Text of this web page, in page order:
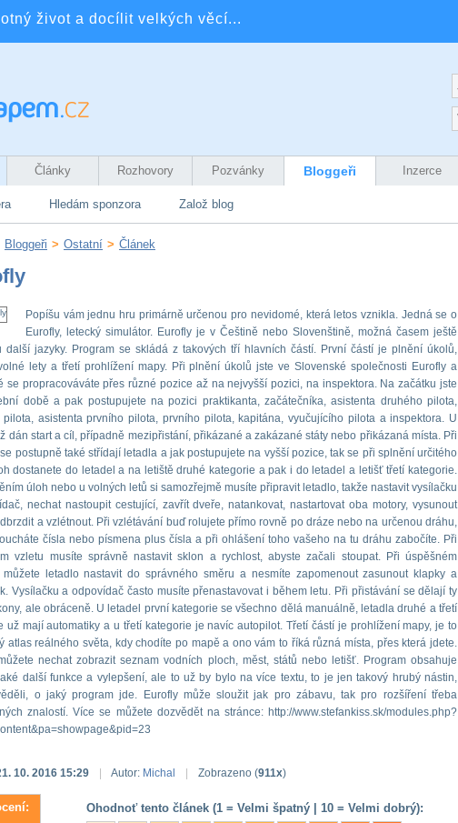
život a docílit velkých věcí...
Články Rozhovory Pozvánky Bloggeři Inzerce
Hledám sponzora Založ blog
Bloggeři > Ostatní > Článek
Popíšu vám jednu hru primárně určenou pro nevidomé, která letos vznikla. Jedná se o
Eurofly, letecký simulátor. Eurofly je v Češtině nebo Slovenštině, možná časem ještě
další jazyky. Program se skládá z takových tří hlavních částí. První částí je plnění úkolů,
lety a třetí prohlížení mapy. Při plnění úkolů jste ve Slovenské společnosti Eurofly a
se propracováváte přes různé pozice až na nejvyšší pozici, na inspektora. Na začátku jste
době a pak postupujete na pozici praktikanta, začátečníka, asistenta druhého pilota,
pilota, asistenta prvního pilota, prvního pilota, kapitána, vyučujícího pilota a inspektora. U
dán start a cíl, případně mezipřistání, přikázané a zakázané státy nebo přikázaná místa. Při
postupně také střídají letadla a jak postupujete na vyšší pozice, tak se při splnění určitého
dostanete do letadel a na letiště druhé kategorie a pak i do letadel a letišť třetí kategorie.
úloh nebo u volných letů si samozřejmě musíte připravit letadlo, takže nastavit vysílačku
nechat nastoupit cestující, zavřít dveře, natankovat, nastartovat oba motory, vysunout
a vzlétnout. Při vzlétávání buď rolujete přímo rovně po dráze nebo na určenou dráhu,
čísla nebo písmena plus čísla a při ohlášení toho vašeho na tu dráhu zabočíte. Při
vzletu musíte správně nastavit sklon a rychlost, abyste začali stoupat. Při úspěšném
můžete letadlo nastavit do správného směru a nesmíte zapomenout zasunout klapky a
Vysílačku a odpovídač často musíte přenastavovat i během letu. Při přistávání se dělají ty
ale obráceně. U letadel první kategorie se všechno dělá manuálně, letadla druhé a třetí
už mají automatiky a u třetí kategorie je navíc autopilot. Třetí částí je prohlížení mapy, je to
atlas reálného světa, kdy chodíte po mapě a ono vám to říká různá místa, přes která jdete.
nechat zobrazit seznam vodních ploch, měst, států nebo letišť. Program obsahuje
další funkce a vylepšení, ale to už by bylo na více textu, to je jen takový hrubý nástin,
o jaký program jde. Eurofly může sloužit jak pro zábavu, tak pro rozšíření třeba
znalostí. Více se můžete dozvědět na stránce: http://www.stefankiss.sk/modules.php?
10. 2016 15:29 Autor: Michal Zobrazeno (911x)
Ohodnoť tento článek (1 = Velmi špatný | 10 = Velmi dobrý):